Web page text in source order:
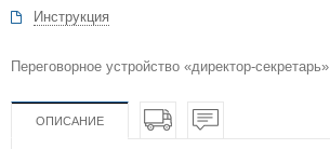
Инструкция
Переговорное устройство «директор-секретарь»
ОПИСАНИЕ